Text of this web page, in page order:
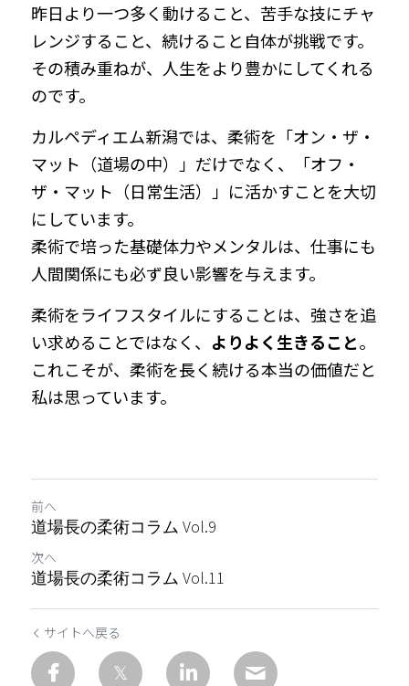
昨日より一つ多く動けること、苦手な技にチャ
レンジすること、続けること自体が挑戦です。
その積み重ねが、人生をより豊かにしてくれる
のです。
カルペディエム新潟では、柔術を「オン・ザ・
マット（道場の中）」だけでなく、「オフ・
ザ・マット（日常生活）」に活かすことを大切
にしています。
柔術で培った基礎体力やメンタルは、仕事にも
人間関係にも必ず良い影響を与えます。
柔術をライフスタイルにすることは、強さを追
い求めることではなく、 よりよく生きること。
これこそが、柔術を長く続ける本当の価値だと
私は思っています。
前へ
道場長の柔術コラム Vol.9
次へ
道場長の柔術コラム Vol.11
サイトへ戻る